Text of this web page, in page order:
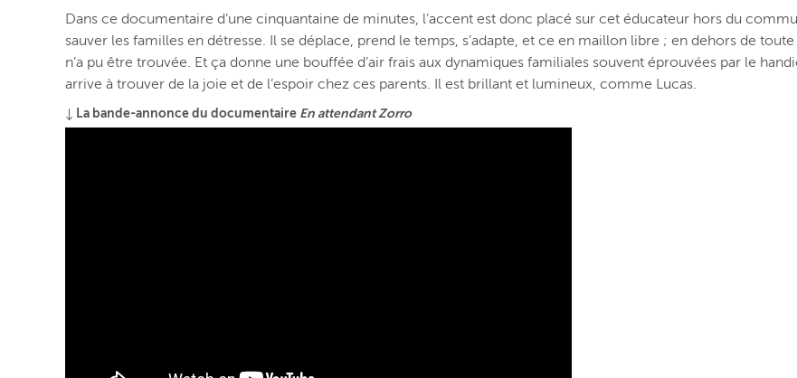
Dans ce documentaire d’une cinquantaine de minutes, l’accent est donc placé sur cet éducateur hors du
sauver les familles en détresse. Il se déplace, prend le temps, s’adapte, et ce en maillon libre ; en dehors de
n’a pu être trouvée. Et ça donne une bouffée d’air frais aux dynamiques familiales souvent éprouvées par le
arrive à trouver de la joie et de l’espoir chez ces parents. Il est brillant et lumineux, comme Lucas.
↓ La bande-annonce du documentaire En attendant Zorro